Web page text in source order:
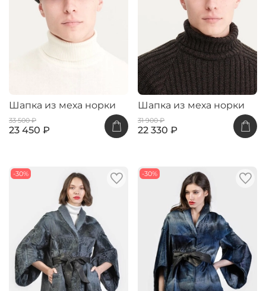
Шапка из меха норки
33 500 ₽
23 450 ₽
Шапка из меха норки
31 900 ₽
22 330 ₽
-30% -30%